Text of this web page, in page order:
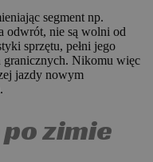
segment np.
odwrót, nie są wolni od
sprzętu, pełni jego
granicznych. Nikomu więc
jazdy nowym
zimie